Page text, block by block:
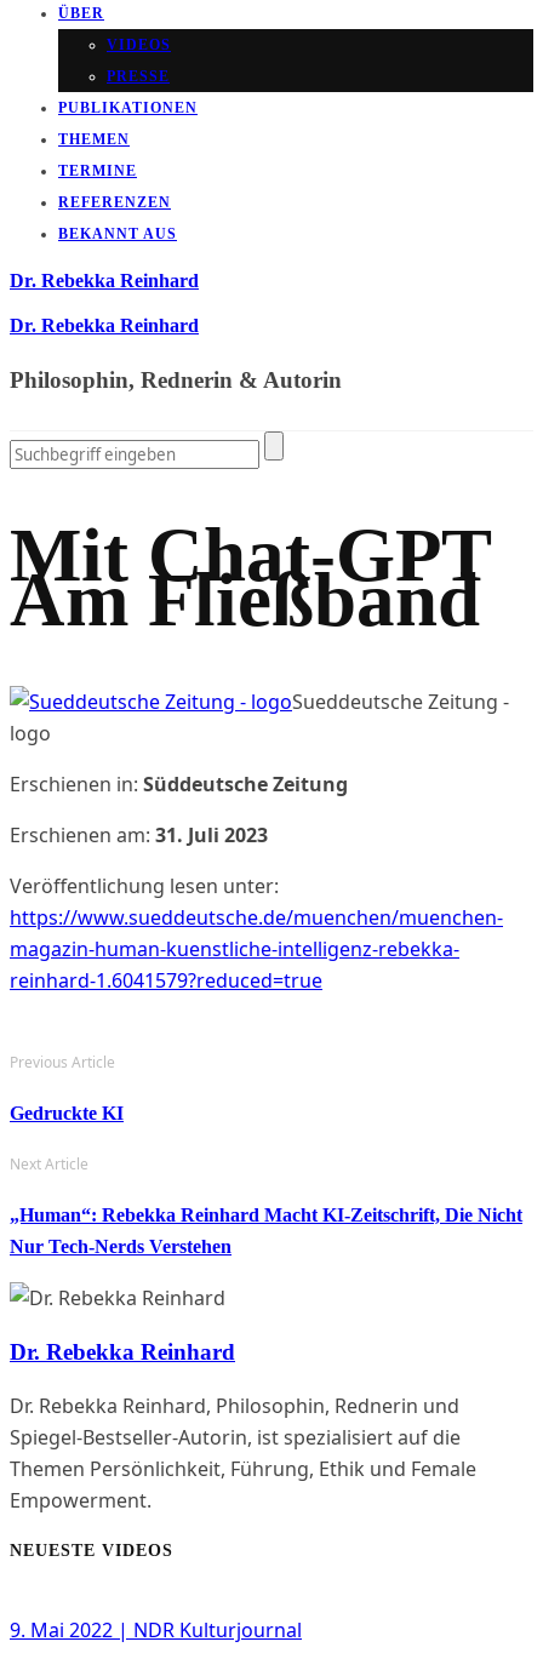
ÜBER
VIDEOS
PRESSE
PUBLIKATIONEN
THEMEN
TERMINE
REFERENZEN
BEKANNT AUS
Dr. Rebekka Reinhard
Dr. Rebekka Reinhard
Philosophin, Rednerin & Autorin
Mit Chat-GPT
Am Fließband
Sueddeutsche Zeitung -
logo
Erschienen in: Süddeutsche Zeitung
Erschienen am: 31. Juli 2023
Veröffentlichung lesen unter:
https://www.sueddeutsche.de/muenchen/muenchen-
magazin-human-kuenstliche-intelligenz-rebekka-
reinhard-1.6041579?reduced=true
Previous Article
Gedruckte KI
Next Article
„human“: Rebekka Reinhard Macht KI-Zeitschrift, Die Nicht
Nur Tech-Nerds Verstehen
Dr. Rebekka Reinhard
Dr. Rebekka Reinhard, Philosophin, Rednerin und
Spiegel-Bestseller-Autorin, ist spezialisiert auf die
Themen Persönlichkeit, Führung, Ethik und Female
Empowerment.
NEUESTE VIDEOS
9. Mai 2022 | NDR Kulturjournal